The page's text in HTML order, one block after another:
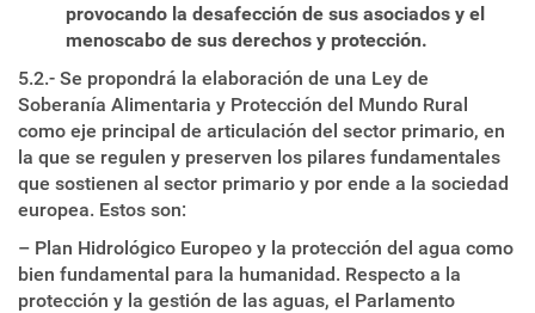
provocando la desafección de sus asociados y el
menoscabo de sus derechos y protección.
5.2.- Se propondrá la elaboración de una Ley de
Soberanía Alimentaria y Protección del Mundo Rural
como eje principal de articulación del sector primario, en
la que se regulen y preserven los pilares fundamentales
que sostienen al sector primario y por ende a la sociedad
europea. Estos son:
– Plan Hidrológico Europeo y la protección del agua como
bien fundamental para la humanidad. Respecto a la
protección y la gestión de las aguas, el Parlamento